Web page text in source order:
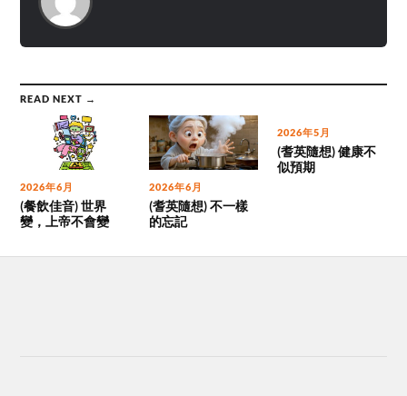
READ NEXT →
2026年6月
(餐飲佳音) 世界
變，上帝不會變
2026年6月
(耆英隨想) 不一樣
的忘記
2026年5月
(耆英隨想) 健康不
似預期